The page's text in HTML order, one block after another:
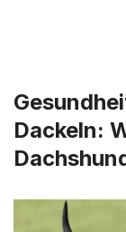
Dackeln: